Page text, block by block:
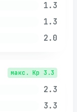
1.3
1.3
2.0
макс. Kp 3.3
2.3
3.3